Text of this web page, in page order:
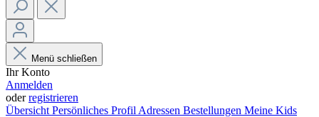
Menü schließen
Ihr Konto
Anmelden
oderregistrieren
Übersicht Persönliches Profil Adressen Bestellungen Meine Kids